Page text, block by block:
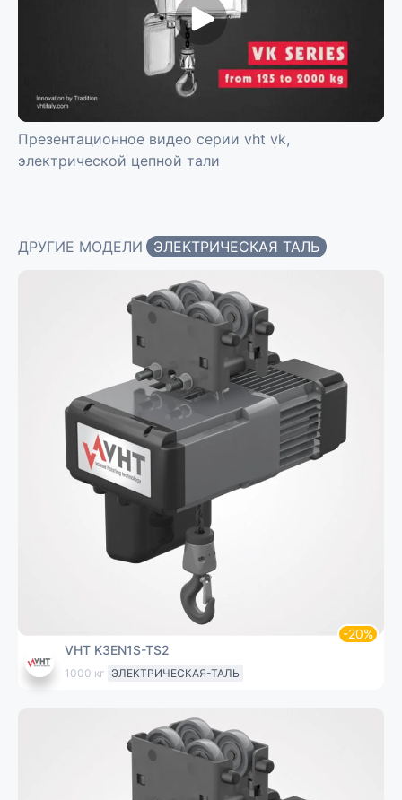
Презентационное видео серии vht vk,
электрической цепной тали
ДРУГИЕ МОДЕЛИ ЭЛЕКТРИЧЕСКАЯ ТАЛЬ
VHT K3EN1S-TS2
1000 кг ЭЛЕКТРИЧЕСКАЯ-ТАЛЬ